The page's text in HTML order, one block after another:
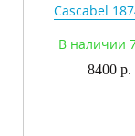
Cascabel
В наличии
8400 р.